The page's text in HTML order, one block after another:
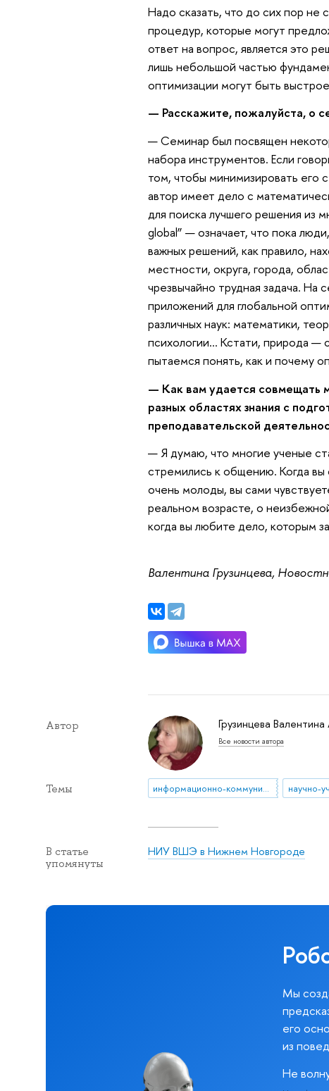
Надо сказать, что до сих пор не
процедур, которые могут
ответ на вопрос, является это
лишь небольшой частью
оптимизации могут быть
— Расскажите, пожалуйста, о
— Семинар был посвящен
набора инструментов. Если
том, чтобы минимизировать его
автор имеет дело с
для поиска лучшего решения из
global” — означает, что пока
важных решений, как правило,
местности, округа, города,
чрезвычайно трудная задача. На
приложений для глобальной
различных наук: математики,
психологии… Кстати, природа —
пытаемся понять, как и почему
— Как вам удается совмещать
разных областях знания с
преподавательской
— Я думаю, что многие ученые
стремились к общению. Когда вы
очень молоды, вы сами
реальном возрасте, о
когда вы любите дело, которым
Валентина Грузинцева,
Автор Грузинцева
Все новости автора
Темы информационно-коммуникационные технологии
В статье
упомянуты
НИУ ВШЭ в Нижнем Новгороде
Мы
его
из
Не